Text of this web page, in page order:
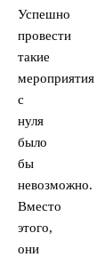
Успешно
провести
такие
мероприятия
с
нуля
было
бы
невозможно.
Вместо
этого,
они